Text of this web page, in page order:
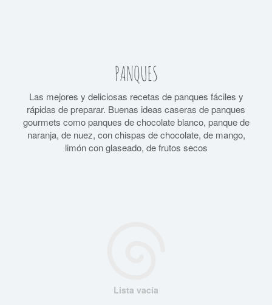
PANQUES
Las mejores y deliciosas recetas de panques fáciles y
rápidas de preparar. Buenas ideas caseras de panques
gourmets como panques de chocolate blanco, panque de
naranja, de nuez, con chispas de chocolate, de mango,
limón con glaseado, de frutos secos
Lista vacía